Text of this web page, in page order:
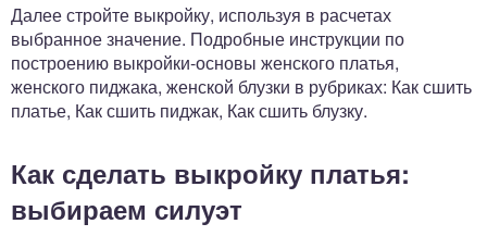
Далее стройте выкройку, используя в расчетах
выбранное значение. Подробные инструкции по
построению выкройки-основы женского платья,
женского пиджака, женской блузки в рубриках: Как сшить
платье, Как сшить пиджак, Как сшить блузку.
Как сделать выкройку платья:
выбираем силуэт